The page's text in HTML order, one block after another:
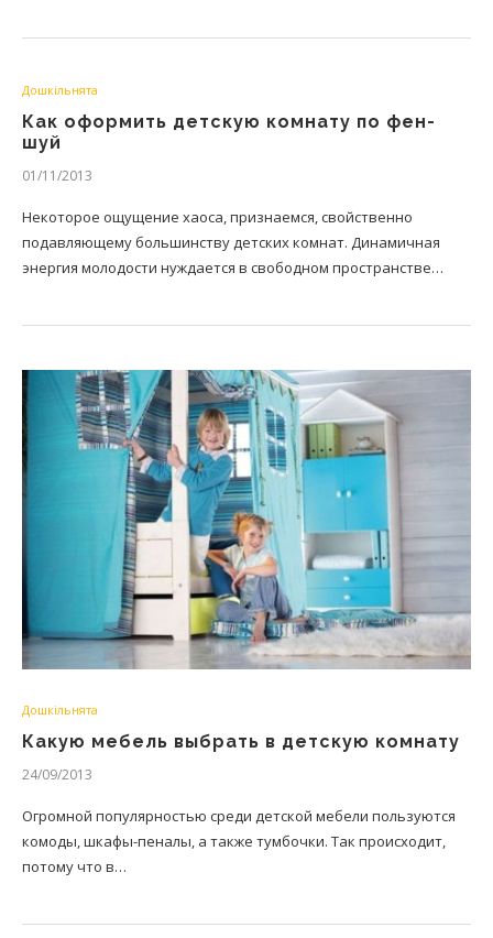
Дошкільнята
Как оформить детскую комнату по фен-
шуй
01/11/2013
Некоторое ощущение хаоса, признаемся, свойственно
подавляющему большинству детских комнат. Динамичная
энергия молодости нуждается в свободном пространстве…
Дошкільнята
Какую мебель выбрать в детскую комнату
24/09/2013
Огромной популярностью среди детской мебели пользуются
комоды, шкафы-пеналы, а также тумбочки. Так происходит,
потому что в…